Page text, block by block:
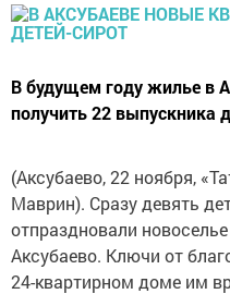
В будущем году жилье в
получить 22 выпускника
(Аксубаево, 22 ноября,
Маврин). Сразу девять
отпраздновали
Аксубаево. Ключи от
24-квартирном доме им